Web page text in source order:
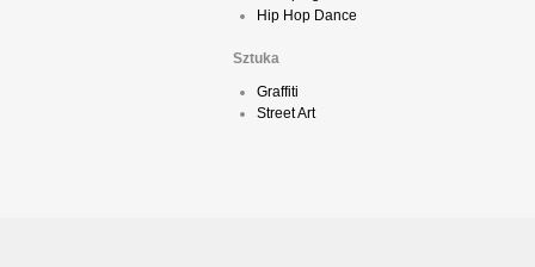
Hip Hop Dance
Sztuka
Graffiti
Street Art